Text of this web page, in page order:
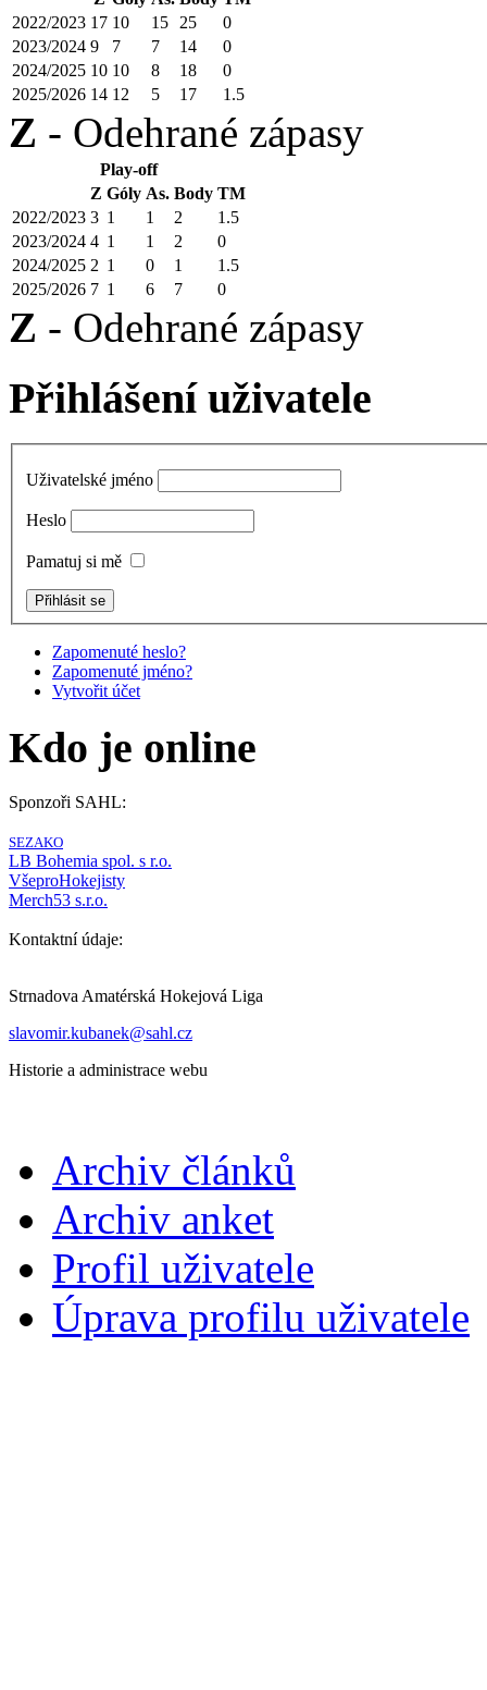
2022/2023 17 10 15 25
0
2023/2024 9 7 7 14
0
2024/2025 10 10 8 18
0
2025/2026 14 12 5 17 1.5
Z - Odehrané zápasy
Play-off
Z Góly As. Body TM
2022/2023 3 1 1 2
1.5
2023/2024 4 1 1 2
0
2024/2025 2 1 0 1
1.5
2025/2026 7 1 6 7 0
Z - Odehrané zápasy
Přihlášení uživatele
Uživatelské jméno
Heslo
Pamatuj si mě
Zapomenuté heslo?
Zapomenuté jméno?
Vytvořit účet
Kdo je online
Sponzoři SAHL:
SEZAKO
LB Bohemia spol. s r.o.
VšeproHokejisty
Merch53 s.r.o.
Kontaktní údaje:
Strnadova Amatérská Hokejová Liga
slavomir.kubanek@sahl.cz
Historie a administrace webu
Archiv článků
Archiv anket
Profil uživatele
Úprava profilu uživatele